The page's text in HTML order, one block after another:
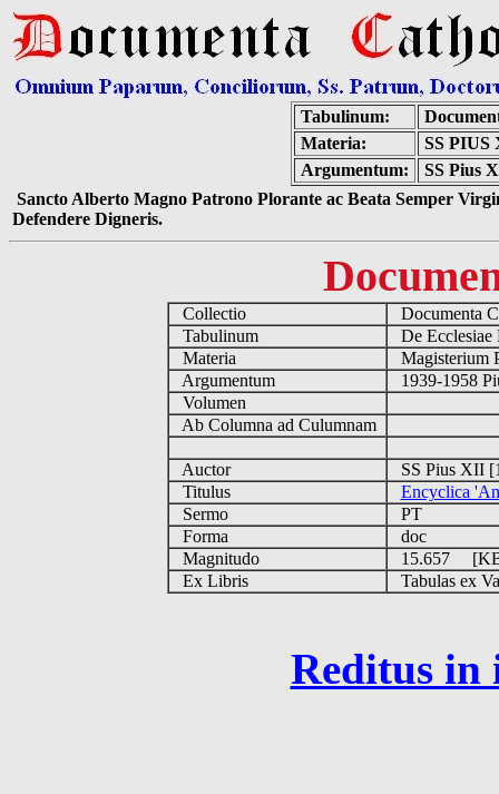
Tabulinum:
Materia:
SS
Argumentum:
SS Pius
Sancto Alberto Magno Patrono Plorante ac Beata Semper
Defendere Digneris.
Collectio
Documenta
Tabulinum
De
Materia
Magisterium
Argumentum
1939-1958
Volumen
Ab Columna ad Culumnam
Auctor
SS Pius XII
Titulus
Encyclica
Sermo
PT
Forma
doc
Magnitudo
15.657
Ex Libris
Tabulas ex
Reditus in